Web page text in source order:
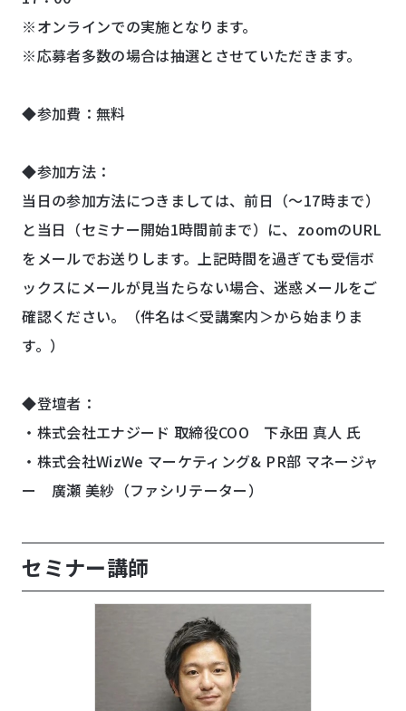
※オンラインでの実施となります。
※応募者多数の場合は抽選とさせていただきます。
◆参加費：無料
◆参加方法：
当日の参加方法につきましては、前日（～17時まで）
と当日（セミナー開始1時間前まで）に、zoomのURL
をメールでお送りします。上記時間を過ぎても受信ボ
ックスにメールが見当たらない場合、迷惑メールをご
確認ください。
（件名は＜受講案内＞から始まりま
す。）
◆登壇者：
・株式会社エナジード 取締役COO 下永田 真人 氏
・株式会社WizWe マーケティング& PR部 マネージャ
ー 廣瀬 美紗（ファシリテーター）
セミナー講師